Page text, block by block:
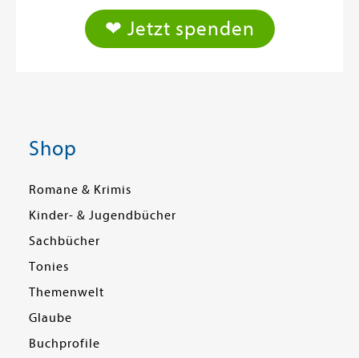
❤ Jetzt spenden
Shop
Romane & Krimis
Kinder- & Jugendbücher
Sachbücher
Tonies
Themenwelt
Glaube
Buchprofile